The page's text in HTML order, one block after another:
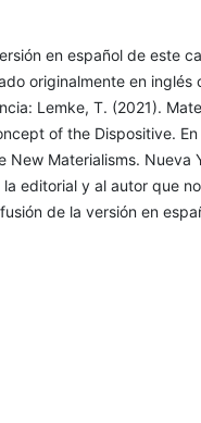
en español de este
originalmente en inglés
Lemke, T. (2021).
of the Dispositive.
New Materialisms. Nueva
editorial y al autor que
de la versión en